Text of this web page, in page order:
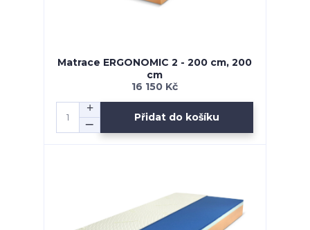
Matrace ERGONOMIC 2 - 200 cm, 200
cm
16 150 Kč
Přidat do košíku